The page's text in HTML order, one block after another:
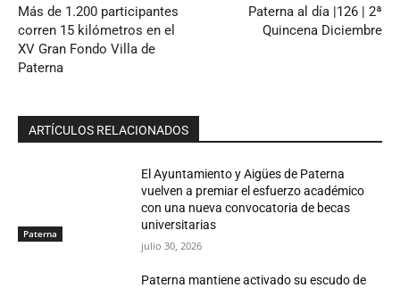
Más de 1.200 participantes
corren 15 kilómetros en el
XV Gran Fondo Villa de
Paterna
Paterna al día |126 | 2ª
Quincena Diciembre
ARTÍCULOS RELACIONADOS
Paterna
El Ayuntamiento y Aigües de Paterna
vuelven a premiar el esfuerzo académico
con una nueva convocatoria de becas
universitarias
julio 30, 2026
Paterna mantiene activado su escudo de